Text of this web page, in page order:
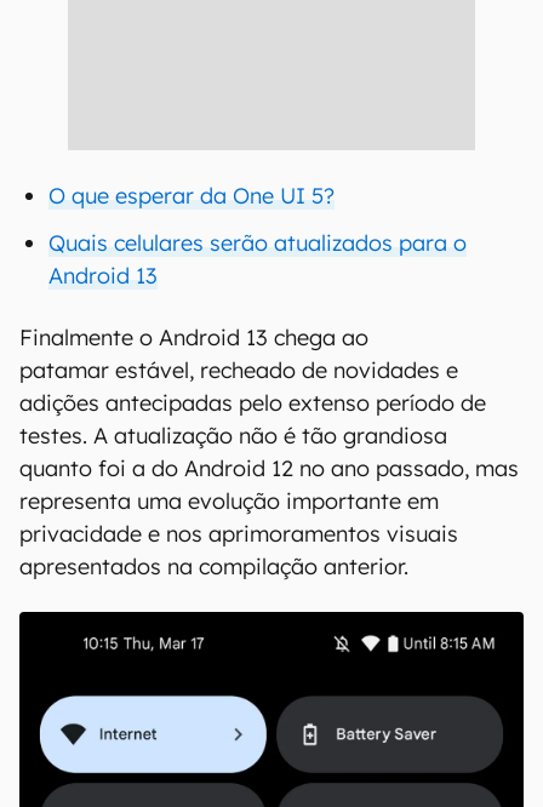
O que esperar da One UI 5?
Quais celulares serão atualizados para o
Android 13
Finalmente o Android 13 chega ao
patamar estável, recheado de novidades e
adições antecipadas pelo extenso período de
testes. A atualização não é tão grandiosa
quanto foi a do Android 12 no ano passado, mas
representa uma evolução importante em
privacidade e nos aprimoramentos visuais
apresentados na compilação anterior.